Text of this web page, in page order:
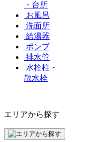
・台所
お風呂
洗面所
給湯器
ポンプ
排水管
水栓柱・
散水栓
エリアから探す